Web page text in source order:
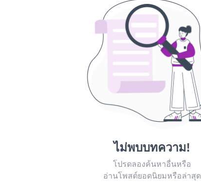
ไม่พบบทความ!
โปรดลองค้นหาอื่นหรือ
อ่านโพสต์ยอดนิยมหรือล่าสุด